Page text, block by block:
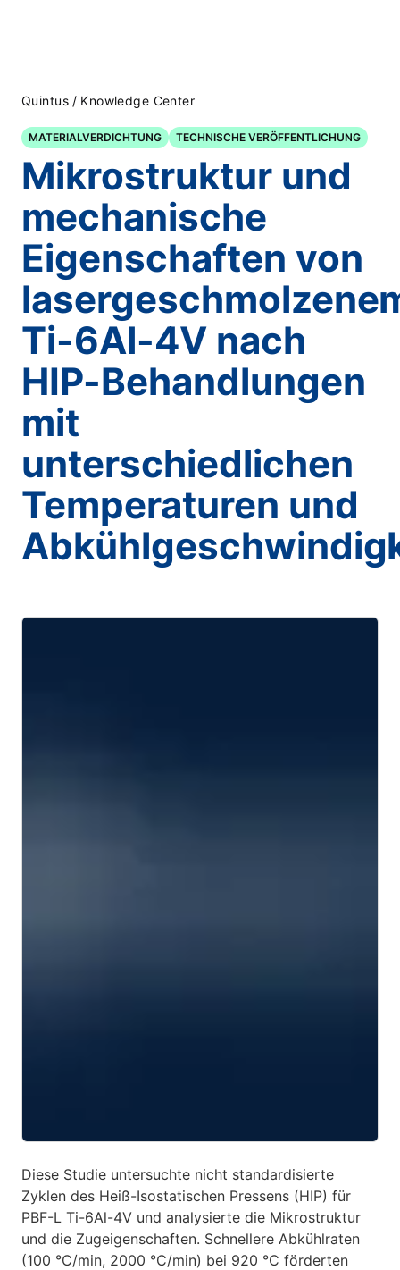
Quintus / Knowledge Center
MATERIALVERDICHTUNG TECHNISCHE VERÖFFENTLICHUNG
Mikrostruktur und
mechanische
Eigenschaften von
Ti-6Al-4V nach
HIP-Behandlungen
mit
unterschiedlichen
Temperaturen und
Diese Studie untersuchte nicht standardisierte
Zyklen des Heiß-Isostatischen Pressens (HIP) für
PBF-L Ti-6Al-4V und analysierte die Mikrostruktur
und die Zugeigenschaften. Schnellere Abkühlraten
(100 °C/min, 2000 °C/min) bei 920 °C förderten